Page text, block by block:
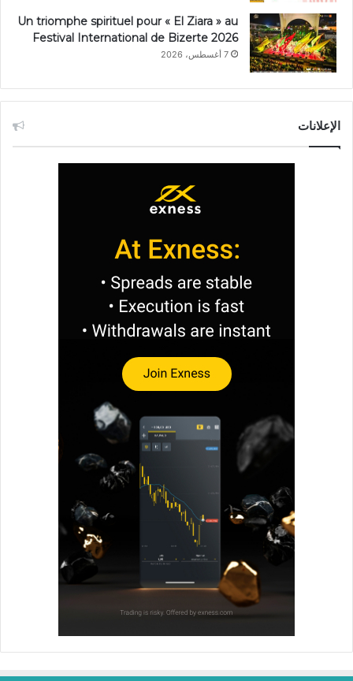
Un triomphe spirituel pour « El Ziara » au
Festival International de Bizerte 2026
7 أغسطس، 2026
الإعلانات